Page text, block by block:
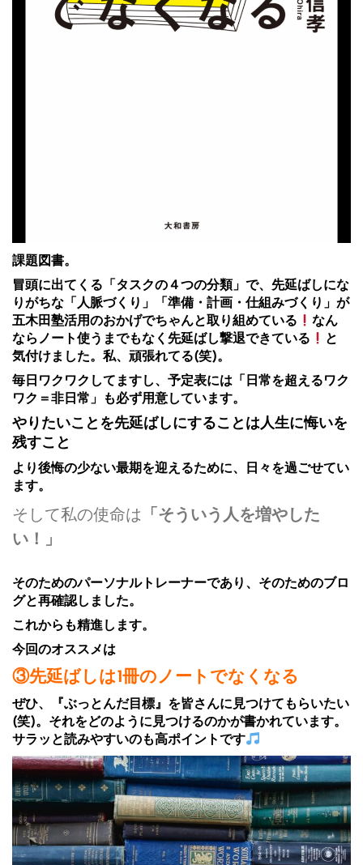
課題図書。
冒頭に出てくる「タスクの４つの分類」で、先延ばしにな
りがちな「人脈づくり」「準備・計画・仕組みづくり」が
五木田塾活用のおかげでちゃんと取り組めている
なん
ならノート使うまでもなく先延ばし撃退できている
と
気付けました。私、頑張れてる(笑)。
毎日ワクワクしてますし、予定表には「日常を超えるワク
ワク＝非日常」も必ず用意しています。
やりたいことを先延ばしにすることは人生に悔いを
残すこと
より後悔の少ない最期を迎えるために、日々を過ごせてい
ます。
そして私の使命は 「そういう人を増やした
い！」
そのためのパーソナルトレーナーであり、そのためのブロ
グと再確認しました。
これからも精進します。
今回のオススメは
③先延ばしは1冊のノートでなくなる
ぜひ、『ぶっとんだ目標』を皆さんに見つけてもらいたい
(笑)。それをどのように見つけるのかが書かれています。
サラッと読みやすいのも高ポイントです